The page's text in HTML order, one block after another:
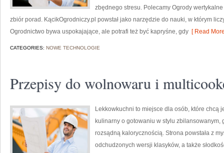
zbędnego stresu. Polecamy Ogrody
zbiór porad. KącikOgrodniczy.pl powstał jako narzędzie do nauki, w którym
Ogrodnictwo bywa uspokajające, ale potrafi też być kapryśne, gdy [ Read
CATEGORIES: NOWE TECHNOLOGIE
Przepisy do wolnowaru i
Lekkowkuchni to miejsce dla osób, które chcą
kulinarny o gotowaniu w stylu zbilansowanym,
rozsądną kalorycznością. Strona powstała z
odchudzonych wersji klasyków, a także